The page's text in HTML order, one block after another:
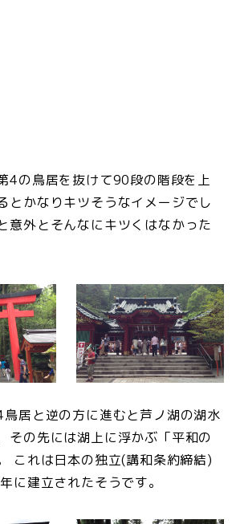
4の鳥居を抜けて90段の階段を上
とかなりキツそうなイメージでし
意外とそんなにキツくはなかった
居と逆の方に進むと芦ノ湖の湖水
その先には湖上に浮かぶ「平和の
これは日本の独立(講和条約締結)
に建立されたそうです。